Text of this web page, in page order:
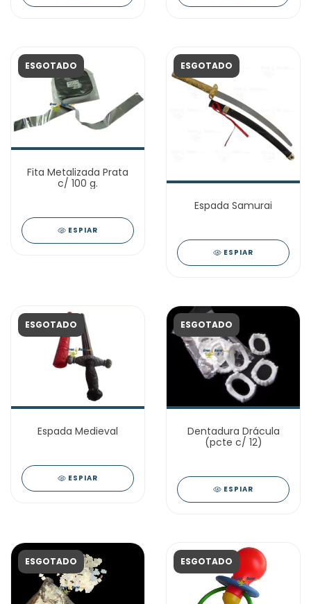
ESGOTADO
Fita Metalizada Prata
c/ 100 g.
ESPIAR
ESGOTADO
Espada Samurai
ESPIAR
ESGOTADO
Espada Medieval
ESPIAR
ESGOTADO
Dentadura Drácula
(pcte c/ 12)
ESPIAR
ESGOTADO ESGOTADO